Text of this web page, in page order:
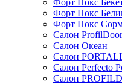
Форт Нокс
Форт Нокс
Форт Нокс
Салон
Салон Океан
Салон
Салон Perfecto
Салон